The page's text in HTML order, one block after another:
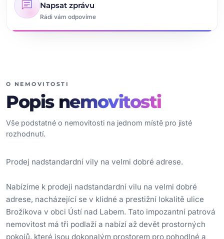
chat Napsat zprávu
Rádi vám odpovíme
O NEMOVITOSTI
Popis nemovitosti
Vše podstatné o nemovitosti na jednom místě pro jisté
rozhodnutí.
Prodej nadstandardní vily na velmi dobré adrese.
Nabízíme k prodeji nadstandardní vilu na velmi dobré
adrese, nacházející se v klidné a prestižní lokalitě ulice
Brožíkova v obci Ústí nad Labem. Tato impozantní patrová
nemovitost má tři podlaží a nabízí až devět prostorných
pokojů, které jsou dokonalým prostorem pro pohodlné a